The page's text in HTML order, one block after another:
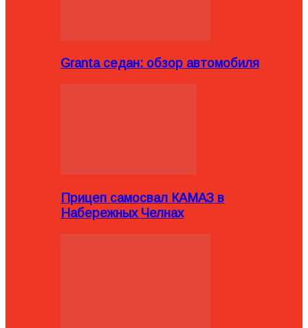
Granta седан: обзор автомобиля
Прицеп самосвал КАМАЗ в
Набережных Челнах